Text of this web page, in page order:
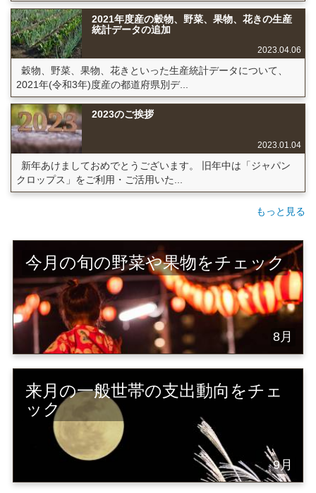
2021年度産の穀物、野菜、果物、花きの生産
統計データの追加
2023.04.06
穀物、野菜、果物、花きといった生産統計データについて、
2021年(令和3年)度産の都道府県別デ...
2023のご挨拶
2023.01.04
新年あけましておめでとうございます。 旧年中は「ジャパン
クロップス」をご利用・ご活用いた...
もっと見る
今月の旬の野菜や果物をチェック
8月
来月の一般世帯の支出動向をチェ
ック
9月